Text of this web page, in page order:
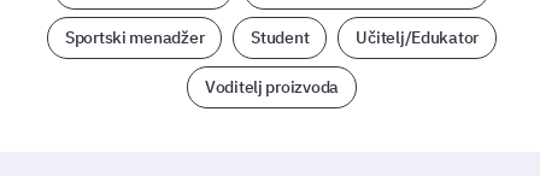
Sportski menadžer Student Učitelj/Edukator
Voditelj proizvoda